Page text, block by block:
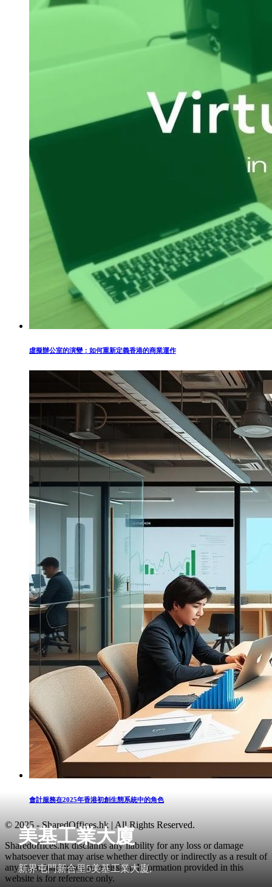
美基工業大廈
新界屯門新合里5美基工業大廈,
虛擬辦公室的演變：如何重新定義香港的商業運作
會計服務在2025年香港初創生態系統中的角色
© 2025 - SharedOffices.hk | All Rights Reserved.
Sharedoffices.hk disclaims any liability for any loss or damage
whatsoever that may arise whether directly or indirectly as a result of
any error, inaccuracy or omission. Information provided in this
website is for reference only.